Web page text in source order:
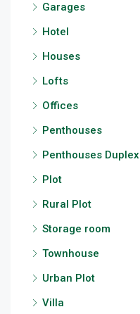
Garages
Hotel
Houses
Lofts
Offices
Penthouses
Penthouses Duplex
Plot
Rural Plot
Storage room
Townhouse
Urban Plot
Villa